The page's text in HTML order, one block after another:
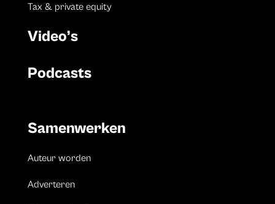
Tax & private equity
Video’s
Podcasts
Samenwerken
Auteur worden
Adverteren